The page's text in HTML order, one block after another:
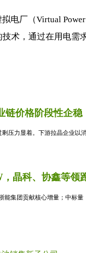
拟电厂（Virtual
术，通过在用电需
价格阶段性企稳
压力显着。下游拉晶企业
晶科、协鑫等领
能集团贡献核心增量；中标